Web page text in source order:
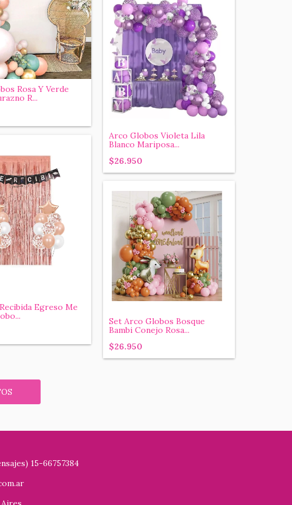
Rosa Y Verde
R...
Arco Globos Violeta Lila
Blanco Mariposa...
$26.950
Egreso Me
Set Arco Globos Bosque
Bambi Conejo Rosa...
$26.950
15-66757384